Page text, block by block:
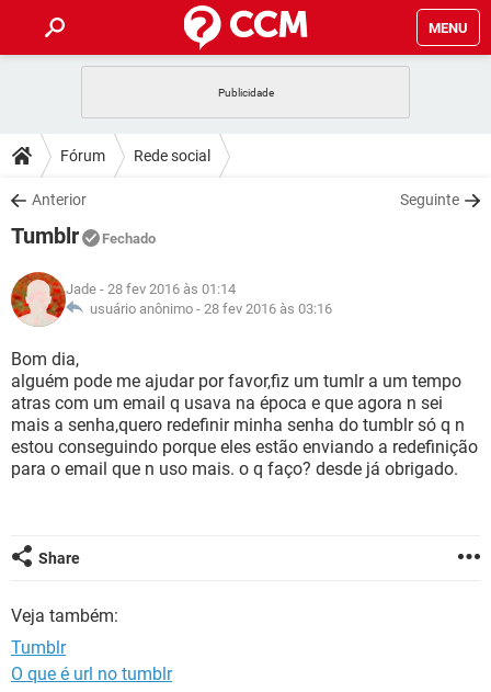
MENU
CELULAR
OUTLOOK
INSTAGRAM
GUIA DE COMPRAS
DICAS
JOGOS
INSTAGRAM
GUIA DE COMPRAS
DOWNLOADS
JOGOS
CELULAR
OUTLOOK EXCEL
INSTAGRAM
GUIA DE COMPRAS
JOGOS
CELULAR
OUTLOOK
INSTAGRAM GMAIL
GUIA DE COMPRAS
GLOSSÁRIO
JOGOS
CELULAR FACEBOOK
OUTLOOK EXCEL
GMAIL
Fórum Rede social
Anterior Seguinte
Tumblr Fechado
Jade - 28 fev 2016 às 01:14
usuário anônimo - 28 fev 2016 às 03:16
Bom dia,
alguém pode me ajudar por favor,fiz um tumlr a um tempo
atras com um email q usava na época e que agora n sei
mais a senha,quero redefinir minha senha do tumblr só q n
estou conseguindo porque eles estão enviando a redefinição
para o email que n uso mais. o q faço? desde já obrigado.
Share
Veja também:
Tumblr
O que é url no tumblr